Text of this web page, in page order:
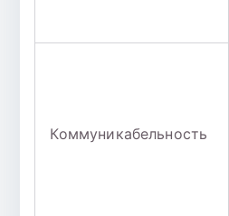
Коммуникабельность